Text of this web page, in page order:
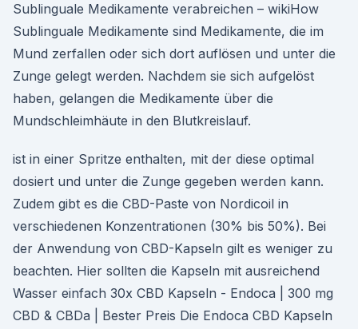
Sublinguale Medikamente verabreichen – wikiHow
Sublinguale Medikamente sind Medikamente, die im
Mund zerfallen oder sich dort auflösen und unter die
Zunge gelegt werden. Nachdem sie sich aufgelöst
haben, gelangen die Medikamente über die
Mundschleimhäute in den Blutkreislauf.
ist in einer Spritze enthalten, mit der diese optimal
dosiert und unter die Zunge gegeben werden kann.
Zudem gibt es die CBD-Paste von Nordicoil in
verschiedenen Konzentrationen (30% bis 50%). Bei
der Anwendung von CBD-Kapseln gilt es weniger zu
beachten. Hier sollten die Kapseln mit ausreichend
Wasser einfach 30x CBD Kapseln - Endoca | 300 mg
CBD & CBDa | Bester Preis Die Endoca CBD Kapseln